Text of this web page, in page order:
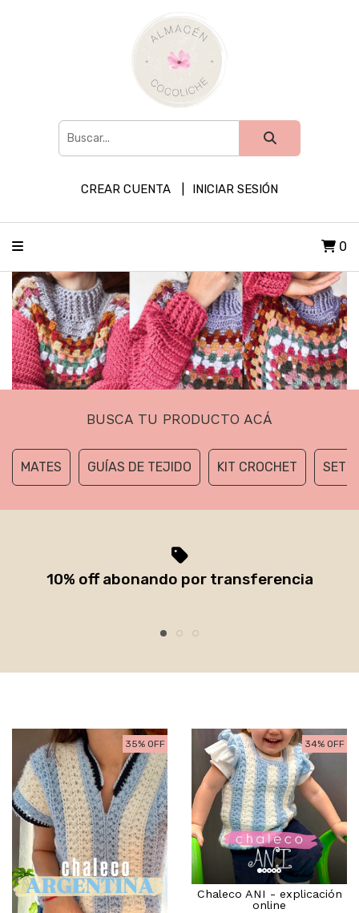
CREAR CUENTA INICIAR SESIÓN
0
BUSCA TU PRODUCTO ACÁ
MATES GUÍAS DE TEJIDO KIT CROCHET SET
10% off abonando por transferencia
35% OFF 34% OFF
Chaleco ANI - explicación
online